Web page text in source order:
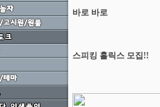
바로 바로
스피킹 홀릭스 모집!!